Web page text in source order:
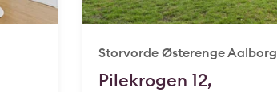
Storvorde Østerenge Aalborg
Pilekrogen 12,